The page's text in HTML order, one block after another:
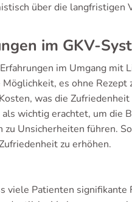
über die langfristigen
im GKV-
im Umgang mit
es ohne Rezept
was die
wichtig erachtet, um die
Unsicherheiten führen.
zu erhöhen.
viele Patienten